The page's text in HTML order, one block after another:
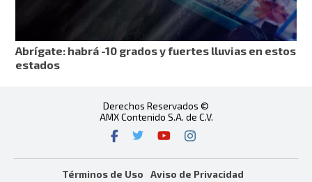
Abrígate: habrá -10 grados y fuertes lluvias en estos
estados
Derechos Reservados ©
AMX Contenido S.A. de C.V.
Términos de Uso Aviso de Privacidad